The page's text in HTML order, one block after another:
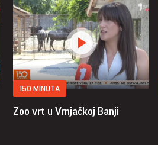
150 MINUTA
Zoo vrt u Vrnjačkoj Banji